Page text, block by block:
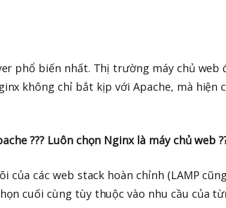
phổ biến nhất. Thị trường máy chủ web
không chỉ bắt kịp với Apache, mà hiện
??? Luôn chọn Nginx là máy chủ web
của các web stack hoàn chỉnh (LAMP
cuối cùng tùy thuộc vào nhu cầu của